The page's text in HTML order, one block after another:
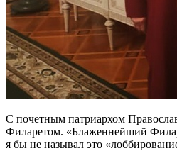
С почетным патриархом
Филаретом. «Блаженнейший
я бы не называл это